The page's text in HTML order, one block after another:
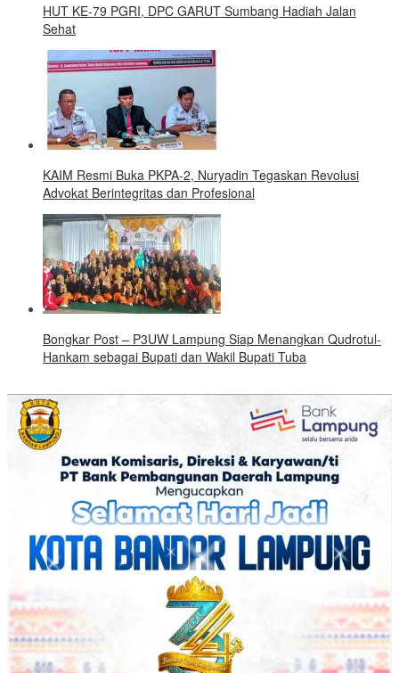
HUT KE-79 PGRI, DPC GARUT Sumbang Hadiah Jalan
Sehat
KAIM Resmi Buka PKPA-2, Nuryadin Tegaskan Revolusi
Advokat Berintegritas dan Profesional
Bongkar Post – P3UW Lampung Siap Menangkan Qudrotul-
Hankam sebagai Bupati dan Wakil Bupati Tuba